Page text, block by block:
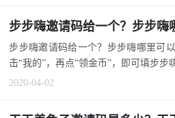
步步嗨邀请码给一个？步步嗨
步步嗨邀请码给一个？步步嗨哪里可
击“我的”，再点“领金币”，即可填步步
2020-04-02